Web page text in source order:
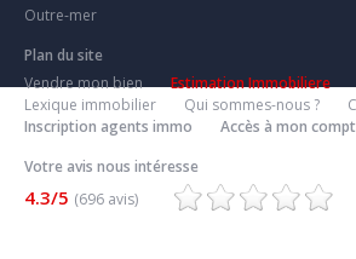
Outre-mer
Plan du site
Vendre mon bien
Estimation Immobiliere
Lexique immobilier
Qui sommes-nous ?
Inscription agents immo
Accès à mon
Votre avis nous intéresse
4.3/5 (696 avis)